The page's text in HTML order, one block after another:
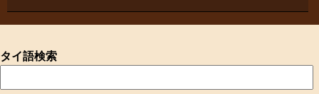
タイ語検索